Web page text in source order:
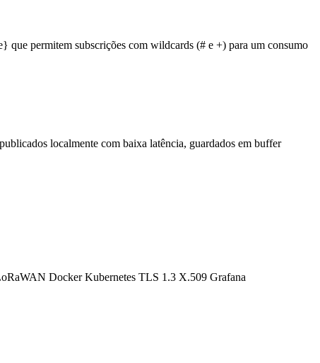
permitem subscrições com wildcards (# e +) para um consumo
localmente com baixa latência, guardados em buffer
DockerKubernetes TLS 1.3 X.509 Grafana